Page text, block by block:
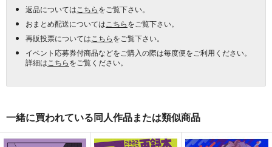
返品については こちらをご覧下さい。
おまとめ配送については こちらをご覧下さい。
再販投票については こちらをご覧下さい。
イベント応募券付商品などをご購入の際は毎度便をご利用ください。
詳細は こちらをご覧ください。
一緒に買われている同人作品または類似商品